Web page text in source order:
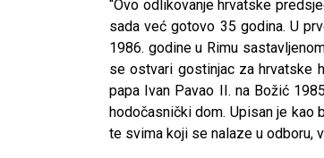
“Ovo odlikovanje hrvatske
sada već gotovo 35 godina. U
1986. godine u Rimu
se ostvari gostinjac za hrvatske
papa Ivan Pavao II. na Božić
hodočasnički dom. Upisan je kao
te svima koji se nalaze u odboru,